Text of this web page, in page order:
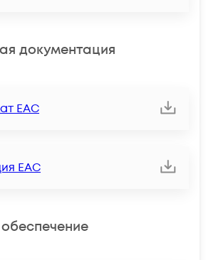
документация
ЕАС
ЕАС